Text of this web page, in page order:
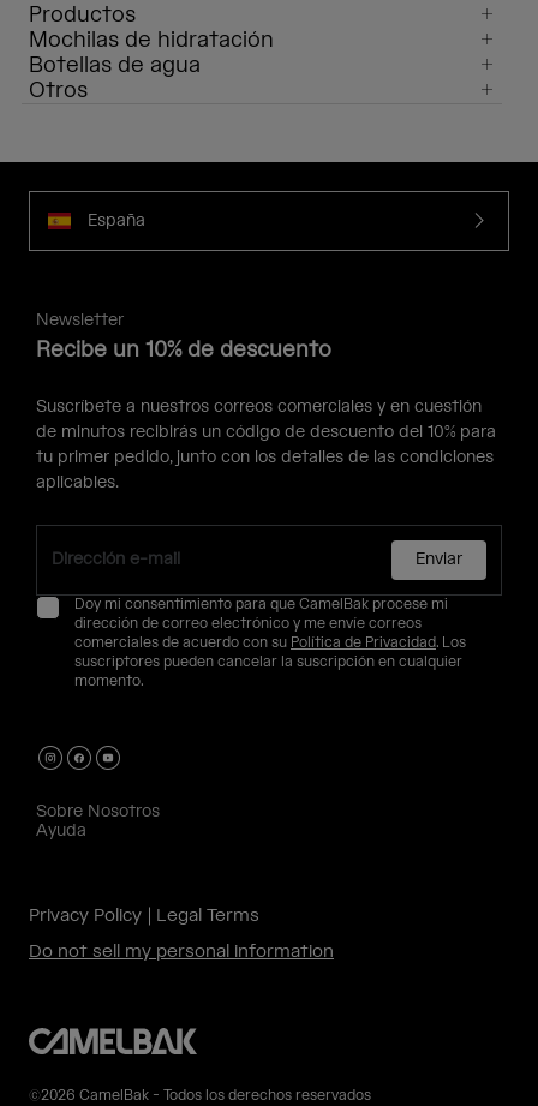
Productos
Mochilas de hidratación
Botellas de agua
Otros
España
Newsletter
Recibe un 10% de descuento
Suscríbete a nuestros correos comerciales y en cuestión
de minutos recibirás un código de descuento del 10% para
tu primer pedido, junto con los detalles de las condiciones
aplicables.
Enviar
Doy mi consentimiento para que CamelBak procese mi
dirección de correo electrónico y me envíe correos
comerciales de acuerdo con su Política de Privacidad. Los
suscriptores pueden cancelar la suscripción en cualquier
momento.
Sobre Nosotros
Ayuda
Privacy Policy
Legal Terms
Do not sell my personal information
©2026 CamelBak - Todos los derechos reservados